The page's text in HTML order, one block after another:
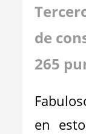
de
265
en